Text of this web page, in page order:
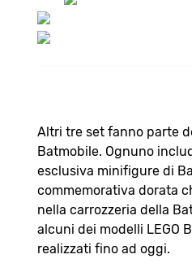
Altri tre set fanno parte
Batmobile. Ognuno
esclusiva minifigure di
commemorativa dorata
nella carrozzeria della
alcuni dei modelli LEGO
realizzati fino ad oggi.